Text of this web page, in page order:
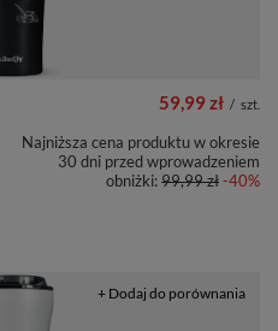
59,99 zł / szt.
Najniższa cena produktu w okresie
30 dni przed wprowadzeniem
obniżki:99,99 zł-40%
+ Dodaj do porównania